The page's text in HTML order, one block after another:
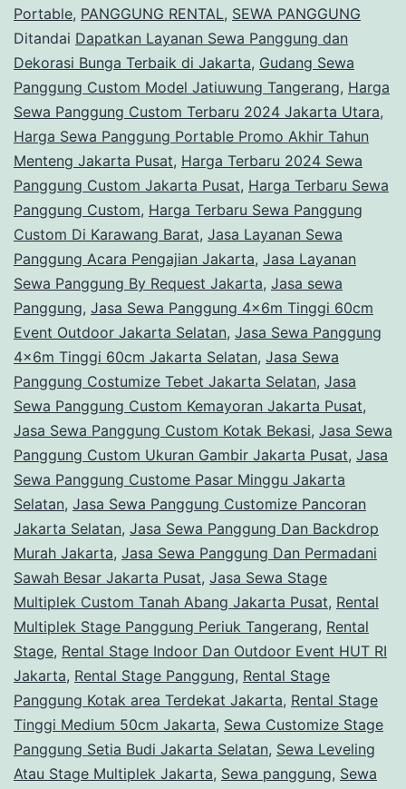
Portable, PANGGUNG RENTAL, SEWA PANGGUNG
Ditandai Dapatkan Layanan Sewa Panggung dan
Dekorasi Bunga Terbaik di Jakarta, Gudang Sewa
Panggung Custom Model Jatiuwung Tangerang, Harga
Sewa Panggung Custom Terbaru 2024 Jakarta Utara,
Harga Sewa Panggung Portable Promo Akhir Tahun
Menteng Jakarta Pusat, Harga Terbaru 2024 Sewa
Panggung Custom Jakarta Pusat, Harga Terbaru Sewa
Panggung Custom, Harga Terbaru Sewa Panggung
Custom Di Karawang Barat, Jasa Layanan Sewa
Panggung Acara Pengajian Jakarta, Jasa Layanan
Sewa Panggung By Request Jakarta, Jasa sewa
Panggung, Jasa Sewa Panggung 4x6m Tinggi 60cm
Event Outdoor Jakarta Selatan, Jasa Sewa Panggung
4x6m Tinggi 60cm Jakarta Selatan, Jasa Sewa
Panggung Costumize Tebet Jakarta Selatan, Jasa
Sewa Panggung Custom Kemayoran Jakarta Pusat,
Jasa Sewa Panggung Custom Kotak Bekasi, Jasa Sewa
Panggung Custom Ukuran Gambir Jakarta Pusat, Jasa
Sewa Panggung Custome Pasar Minggu Jakarta
Selatan, Jasa Sewa Panggung Customize Pancoran
Jakarta Selatan, Jasa Sewa Panggung Dan Backdrop
Murah Jakarta, Jasa Sewa Panggung Dan Permadani
Sawah Besar Jakarta Pusat, Jasa Sewa Stage
Multiplek Custom Tanah Abang Jakarta Pusat, Rental
Multiplek Stage Panggung Periuk Tangerang, Rental
Stage, Rental Stage Indoor Dan Outdoor Event HUT RI
Jakarta, Rental Stage Panggung, Rental Stage
Panggung Kotak area Terdekat Jakarta, Rental Stage
Tinggi Medium 50cm Jakarta, Sewa Customize Stage
Panggung Setia Budi Jakarta Selatan, Sewa Leveling
Atau Stage Multiplek Jakarta, Sewa panggung, Sewa